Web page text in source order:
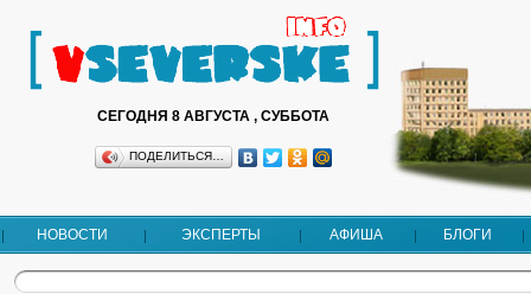
СЕГОДНЯ 8 АВГУСТА , СУББОТА
ПОДЕЛИТЬСЯ…
НОВОСТИ ЭКСПЕРТЫ АФИША БЛОГИ